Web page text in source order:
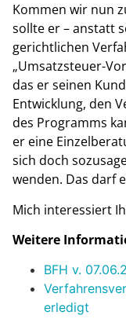
Kommen wir nun
sollte er – anstatt
gerichtlichen
„Umsatzsteuer-
das er seinen
Entwicklung, den
des Programms
er eine
sich doch
wenden. Das darf
Mich interessiert
Weitere
BFH v.
erledigt